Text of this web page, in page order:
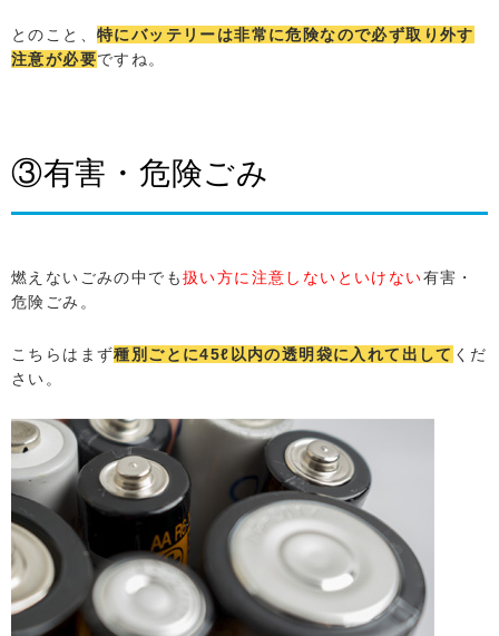
とのこと、 特にバッテリーは非常に危険なので必ず取り外す
注意が必要ですね。
③有害・危険ごみ
燃えないごみの中でも扱い方に注意しないといけない有害・
危険ごみ。
こちらはまず種別ごとに45ℓ以内の透明袋に入れて出して くだ
さい。